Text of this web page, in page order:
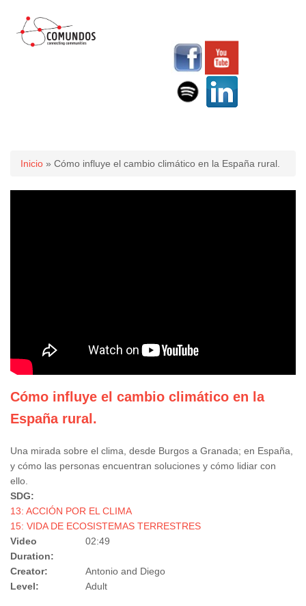
Usted está aquí
Inicio » Cómo influye el cambio climático en la España rural.
Cómo influye el cambio climático en la
España rural.
Una mirada sobre el clima, desde Burgos a Granada; en España,
y cómo las personas encuentran soluciones y cómo lidiar con
ello.
SDG:
13: ACCIÓN POR EL CLIMA
15: VIDA DE ECOSISTEMAS TERRESTRES
Video
Duration:
02:49
Creator:
Antonio and Diego
Level:
Adult